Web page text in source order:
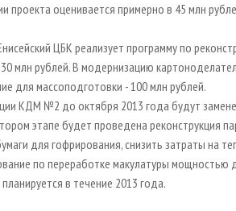
проекта оценивается примерно в 45 млн
ЦБК реализует программу по
млн рублей. В модернизацию
для массоподготовки - 100 млн рублей.
КДМ №2 до октября 2013 года будут
этапе будет проведена
для гофрирования, снизить затраты на
по переработке макулатуры
в течение 2013 года.